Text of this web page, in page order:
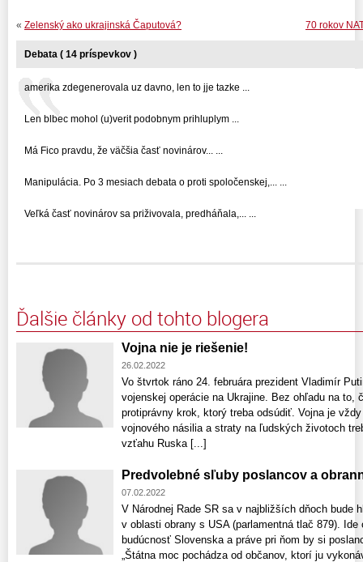
70 rokov
« Zelenský ako ukrajinská Čaputová?
Debata ( 14 príspevkov )
amerika zdegenerovala uz davno, len to jje tazke ...
Len blbec mohol (u)verit podobnym prihluplym ...
Má Fico pravdu, že väčšia časť novinárov... ...
Manipulácia. Po 3 mesiach debata o proti spoločenskej,... ...
Veľká časť novinárov sa priživovala, predháňala,... ...
Ďalšie články od tohto blogera
Vojna nie je riešenie!
26.02.2022
Vo štvrtok ráno 24. februára prezident Vladimír
vojenskej operácie na Ukrajine. Bez ohľadu na to,
protiprávny krok, ktorý treba odsúdiť. Vojna je
vojnového násilia a straty na ľudských životoch
vzťahu Ruska [...]
Predvolebné sľuby poslancov a
07.02.2022
V Národnej Rade SR sa v najbližších dňoch bude
v oblasti obrany s USA (parlamentná tlač 879).
budúcnosť Slovenska a práve pri ňom by si
„Štátna moc pochádza od občanov, ktorí ju